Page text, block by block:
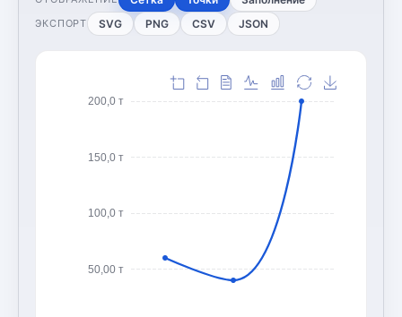
ЭКСПОРТ SVG PNG CSV JSON
50,00 т
100,0 т
150,0 т
200,0 т